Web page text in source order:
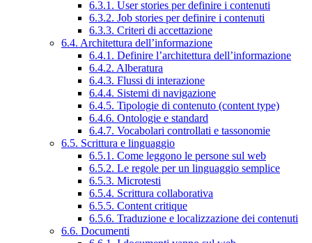
6.3.1. User stories per definire i contenuti
6.3.2. Job stories per definire i contenuti
6.3.3. Criteri di accettazione
6.4. Architettura dell’informazione
6.4.1. Definire l’architettura dell’informazione
6.4.2. Alberatura
6.4.3. Flussi di interazione
6.4.4. Sistemi di navigazione
6.4.5. Tipologie di contenuto (content type)
6.4.6. Ontologie e standard
6.4.7. Vocabolari controllati e tassonomie
6.5. Scrittura e linguaggio
6.5.1. Come leggono le persone sul web
6.5.2. Le regole per un linguaggio semplice
6.5.3. Microtesti
6.5.4. Scrittura collaborativa
6.5.5. Content critique
6.5.6. Traduzione e localizzazione dei contenuti
6.6. Documenti